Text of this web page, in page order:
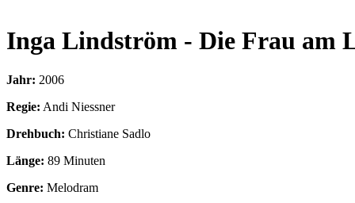
Inga Lindström - Die Frau am
Jahr: 2006
Regie: Andi Niessner
Drehbuch: Christiane Sadlo
Länge: 89 Minuten
Genre: Melodram